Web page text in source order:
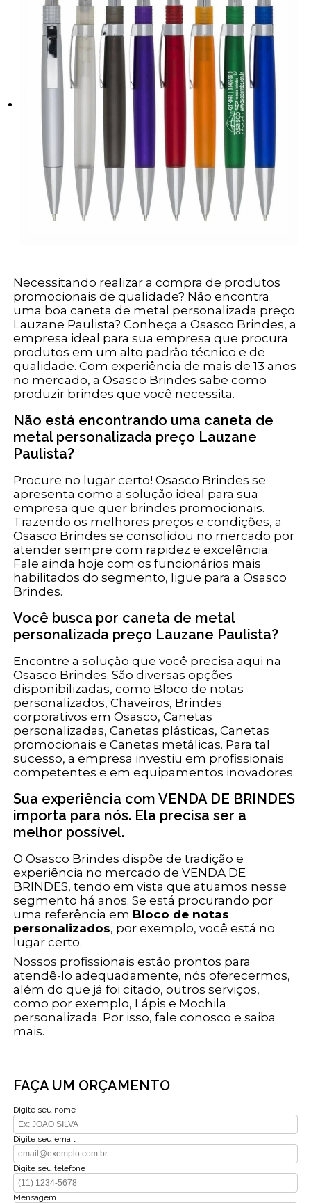
Necessitando realizar a compra de produtos
promocionais de qualidade? Não encontra
uma boa caneta de metal personalizada preço
Lauzane Paulista? Conheça a Osasco Brindes, a
empresa ideal para sua empresa que procura
produtos em um alto padrão técnico e de
qualidade. Com experiência de mais de 13 anos
no mercado, a Osasco Brindes sabe como
produzir brindes que você necessita.
Não está encontrando uma caneta de
metal personalizada preço Lauzane
Paulista?
Procure no lugar certo! Osasco Brindes se
apresenta como a solução ideal para sua
empresa que quer brindes promocionais.
Trazendo os melhores preços e condições, a
Osasco Brindes se consolidou no mercado por
atender sempre com rapidez e excelência.
Fale ainda hoje com os funcionários mais
habilitados do segmento, ligue para a Osasco
Brindes.
Você busca por caneta de metal
personalizada preço Lauzane Paulista?
Encontre a solução que você precisa aqui na
Osasco Brindes. São diversas opções
disponibilizadas, como Bloco de notas
personalizados, Chaveiros, Brindes
corporativos em Osasco, Canetas
personalizadas, Canetas plásticas, Canetas
promocionais e Canetas metálicas. Para tal
sucesso, a empresa investiu em profissionais
competentes e em equipamentos inovadores.
Sua experiência com VENDA DE BRINDES
importa para nós. Ela precisa ser a
melhor possível.
O Osasco Brindes dispõe de tradição e
experiência no mercado de VENDA DE
BRINDES, tendo em vista que atuamos nesse
segmento há anos. Se está procurando por
uma referência em Bloco de notas
personalizados, por exemplo, você está no
lugar certo.
Nossos profissionais estão prontos para
atendê-lo adequadamente, nós oferecermos,
além do que já foi citado, outros serviços,
como por exemplo, Lápis e Mochila
personalizada. Por isso, fale conosco e saiba
mais.
FAÇA UM ORÇAMENTO
Digite seu nome
Digite seu email
Digite seu telefone
Mensagem